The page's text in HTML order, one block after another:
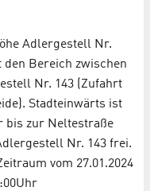
Adlergestell Nr.
Bereich zwischen
Nr. 143 (Zufahrt
Stadteinwärts ist
bis zur Neltestraße
Nr. 143 frei.
vom 27.01.2024